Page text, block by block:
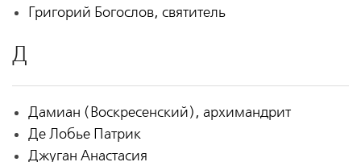
Григорий Богослов, святитель
Д
Дамиан (Воскресенский), архимандрит
Де Лобье Патрик
Джуган Анастасия